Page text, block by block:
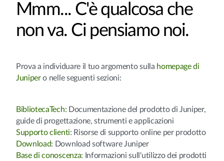
Mmm... C'è qualcosa che
non va. Ci pensiamo noi.
Prova a individuare il tuo argomento sulla homepage di
Junipero nelle seguenti sezioni:
BibliotecaTech: Documentazione del prodotto di Juniper,
guide di progettazione, strumenti e applicazioni
Supporto clienti: Risorse di supporto online per prodotto
Download: Download software Juniper
Base di conoscenza: Informazioni sull'utilizzo dei prodotti